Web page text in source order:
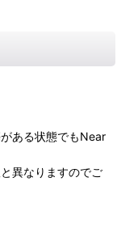
ある状態でもNear
異なりますのでご